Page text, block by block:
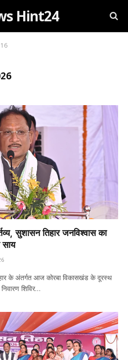
Hint24
16
सुशासन तिहार जनविश्वास का
साय
के अंतर्गत आज कोरबा विकासखंड के दूरस्थ
शिविर…